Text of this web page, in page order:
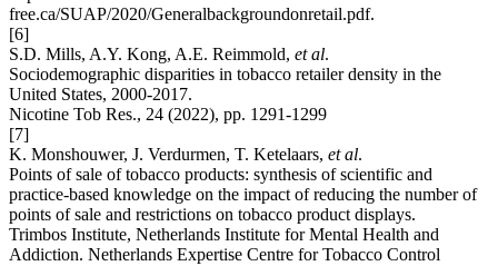
free.ca/SUAP/2020/Generalbackgroundonretail.pdf.
[6]
S.D. Mills, A.Y. Kong, A.E. Reimmold, et al.
Sociodemographic disparities in tobacco retailer density in the
United States, 2000-2017.
Nicotine Tob Res., 24 (2022), pp. 1291-1299
[7]
K. Monshouwer, J. Verdurmen, T. Ketelaars, et al.
Points of sale of tobacco products: synthesis of scientific and
practice-based knowledge on the impact of reducing the number of
points of sale and restrictions on tobacco product displays.
Trimbos Institute, Netherlands Institute for Mental Health and
Addiction. Netherlands Expertise Centre for Tobacco Control